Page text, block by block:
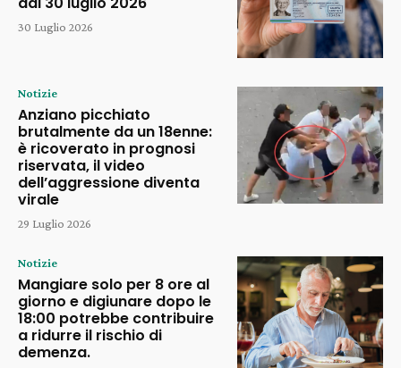
30 Luglio 2026
Notizie
Anziano picchiato
brutalmente da un 18enne:
è ricoverato in prognosi
riservata, il video
dell’aggressione diventa
virale
29 Luglio 2026
Notizie
Mangiare solo per 8 ore al
giorno e digiunare dopo le
18:00 potrebbe contribuire
a ridurre il rischio di
demenza.